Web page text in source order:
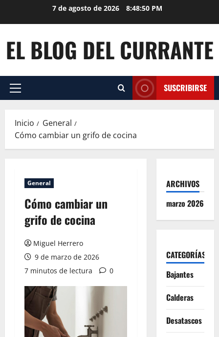
7 de agosto de 2026 8:48:51 PM
EL BLOG DEL CURRANTE
Menú
SUSCRIBIRSE
Inicio
General
Cómo cambiar un grifo de cocina
General
Cómo cambiar un
grifo de cocina
Miguel Herrero
9 de marzo de 2026
7 minutos de lectura
0
ARCHIVOS
marzo 2026
CATEGORÍAS
Bajantes
Calderas
Desatascos